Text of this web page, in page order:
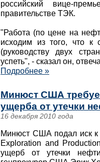
российский вице-
правительстве ТЭК.
"Работа (по цене на
исходим из того, что к
(руководству двух
успеть", - сказал он,
Подробнее »
Минюст США
ущерба от утечки
16 декабря 2010 года
Минюст США подал иск к
Exploration and
ущерб от утечки